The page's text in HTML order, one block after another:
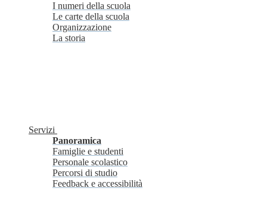
I numeri della scuola
Le carte della scuola
Organizzazione
La storia
Servizi
Panoramica
Famiglie e studenti
Personale scolastico
Percorsi di studio
Feedback e accessibilità